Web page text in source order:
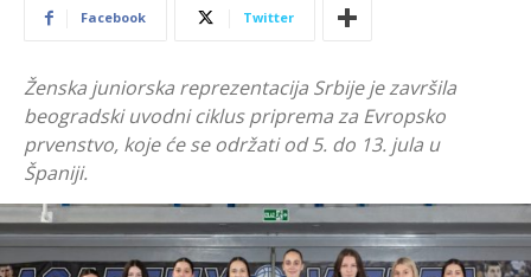
Facebook Twitter
Ženska juniorska reprezentacija Srbije je završila
beogradski uvodni ciklus priprema za Evropsko
prvenstvo, koje će se održati od 5. do 13. jula u
Španiji.